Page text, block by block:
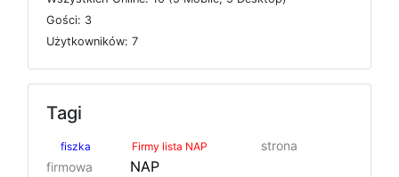
Gości: 3
Użytkowników: 7
Tagi
fiszka Firmy lista NAP
strona
firmowa
NAP